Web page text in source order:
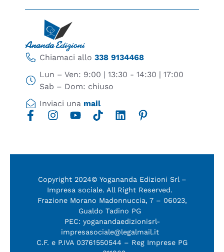
Chiamaci allo 338 9134468
Lun – Ven: 9:00 | 13:30 - 14:30 | 17:00
Sab – Dom: chiuso
Inviaci una mail
Copyright 2024© Yogananda Edizioni Srl –
Impresa sociale. All Right Reserved.
Frazione Morano Madonnuccia, 7 – 06023,
Gualdo Tadino PG
PEC: yoganandaedizionisrl-
impresasociale@legalmail.it
C.F. e P.IVA 03761550544 – Reg Imprese PG